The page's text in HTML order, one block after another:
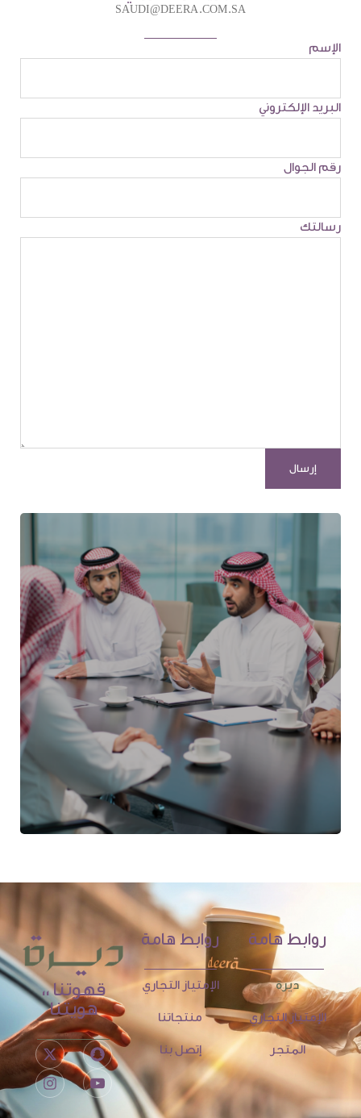
SAUDI@DEERA.COM.SA
الإسم
البريد الإلكتروني
رقم الجوال
رسالتك
قهوتنا ،،
هويتنا
روابط هامة
ديرة
الإمتياز التجاري
المتجر
روابط هامة
الإمتياز التجاري
منتجاتنا
إتصل بنا